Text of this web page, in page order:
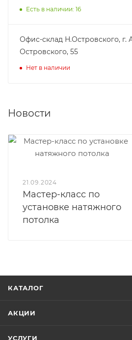
Есть в наличии: 16
Офис-склад Н.Островского, г.
Островского, 55
Нет в наличии
Новости
21.09.2024
Мастер-класс по
установке натяжного
потолка
КАТАЛОГ
АКЦИИ
УСЛУГИ